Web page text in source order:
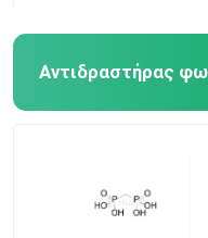
Αντιδραστήρας